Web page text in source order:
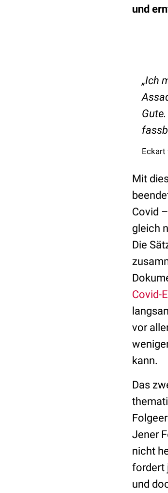
und
„Ich
Eckart
Mit
Covid
gleich
Die
Covid-
vor
kann.
Das
Jener
nicht
fordert
und